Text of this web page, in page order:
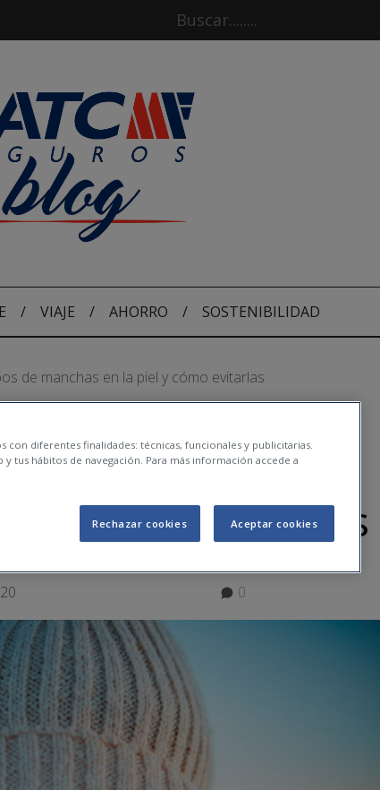
/ VIAJE / AHORRO / SOSTENIBILIDAD
de manchas en la piel y cómo evitarlas
tipos de
y cómo evitarlas
0
con diferentes finalidades: técnicas, funcionales y publicitarias.
tus hábitos de navegación. Para más información accede a
Rechazar cookies Aceptar cookies